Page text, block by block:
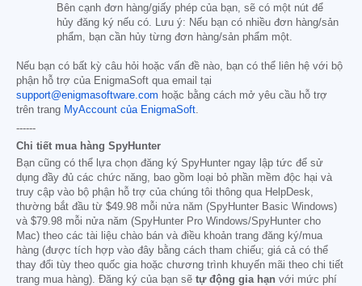
Bên cạnh đơn hàng/giấy phép của bạn, sẽ có một nút để
hủy đăng ký nếu có. Lưu ý: Nếu bạn có nhiều đơn hàng/sản
phẩm, bạn cần hủy từng đơn hàng/sản phẩm một.
Nếu bạn có bất kỳ câu hỏi hoặc vấn đề nào, bạn có thể liên hệ với bộ
phận hỗ trợ của EnigmaSoft qua email tại
support@enigmasoftware.com hoặc bằng cách mở yêu cầu hỗ trợ
trên trang MyAccount của EnigmaSoft.
------
Chi tiết mua hàng SpyHunter
Bạn cũng có thể lựa chọn đăng ký SpyHunter ngay lập tức để sử
dụng đầy đủ các chức năng, bao gồm loại bỏ phần mềm độc hại và
truy cập vào bộ phận hỗ trợ của chúng tôi thông qua HelpDesk,
thường bắt đầu từ $49.98 mỗi nửa năm (SpyHunter Basic Windows)
và $79.98 mỗi nửa năm (SpyHunter Pro Windows/SpyHunter cho
Mac) theo các tài liệu chào bán và điều khoản trang đăng ký/mua
hàng (được tích hợp vào đây bằng cách tham chiếu; giá cả có thể
thay đổi tùy theo quốc gia hoặc chương trình khuyến mãi theo chi tiết
trang mua hàng). Đăng ký của bạn sẽ tự động gia hạn với mức phí